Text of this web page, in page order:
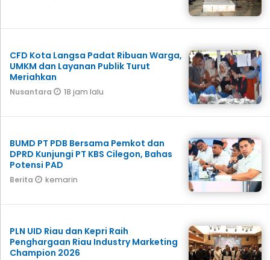
CFD Kota Langsa Padat Ribuan Warga,
UMKM dan Layanan Publik Turut
Meriahkan
Nusantara 18 jam lalu
BUMD PT PDB Bersama Pemkot dan
DPRD Kunjungi PT KBS Cilegon, Bahas
Potensi PAD
Berita kemarin
PLN UID Riau dan Kepri Raih
Penghargaan Riau Industry Marketing
Champion 2026